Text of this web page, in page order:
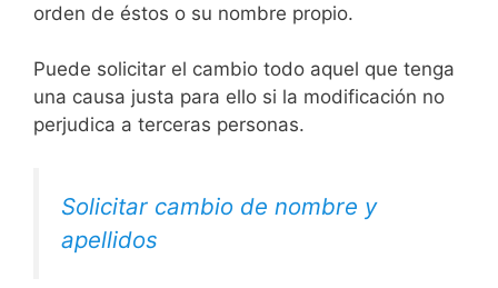
orden de éstos o su nombre propio.
Puede solicitar el cambio todo aquel que tenga
una causa justa para ello si la modificación no
perjudica a terceras personas.
Solicitar cambio de nombre y
apellidos